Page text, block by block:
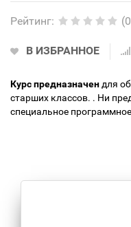
Рейтинг:
В ИЗБРАННОЕ
Курс предназначендля
старших классов. . Ни
специальное